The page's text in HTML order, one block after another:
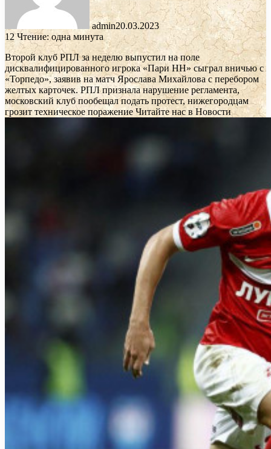
admin20.03.2023
12Чтение: одна минута
Второй клуб РПЛ за неделю выпустил на поле
дисквалифицированного игрока«Пари НН» сыграл вничью с
«Торпедо», заявив на матч Ярослава Михайлова с перебором
желтых карточек. РПЛ признала нарушение регламента,
московский клуб пообещал подать протест, нижегородцам
грозит техническое поражение Читайте нас в Новости